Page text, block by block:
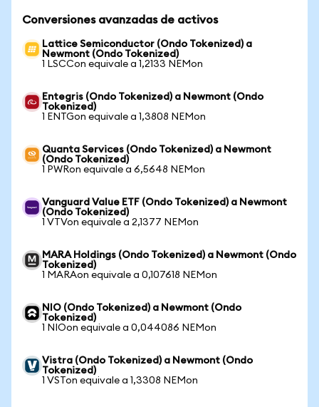
Conversiones avanzadas de activos
Lattice Semiconductor (Ondo Tokenized) a
Newmont (Ondo Tokenized)
1 LSCCon equivale a 1,2133 NEMon
Entegris (Ondo Tokenized) a Newmont (Ondo
Tokenized)
1 ENTGon equivale a 1,3808 NEMon
Quanta Services (Ondo Tokenized) a Newmont
(Ondo Tokenized)
1 PWRon equivale a 6,5648 NEMon
Vanguard Value ETF (Ondo Tokenized) a Newmont
(Ondo Tokenized)
1 VTVon equivale a 2,1377 NEMon
MARA Holdings (Ondo Tokenized) a Newmont (Ondo
Tokenized)
1 MARAon equivale a 0,107618 NEMon
NIO (Ondo Tokenized) a Newmont (Ondo
Tokenized)
1 NIOon equivale a 0,044086 NEMon
Vistra (Ondo Tokenized) a Newmont (Ondo
Tokenized)
1 VSTon equivale a 1,3308 NEMon